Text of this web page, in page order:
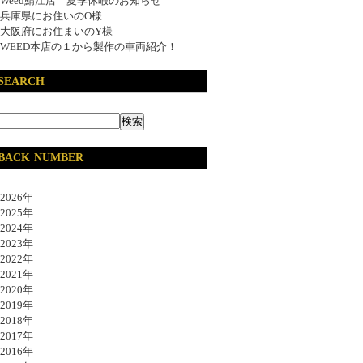
兵庫県にお住いのO様
大阪府にお住まいのY様
WEED本店の１から製作の車両紹介！
NUMBER
年
年
年
年
年
年
年
年
年
年
年